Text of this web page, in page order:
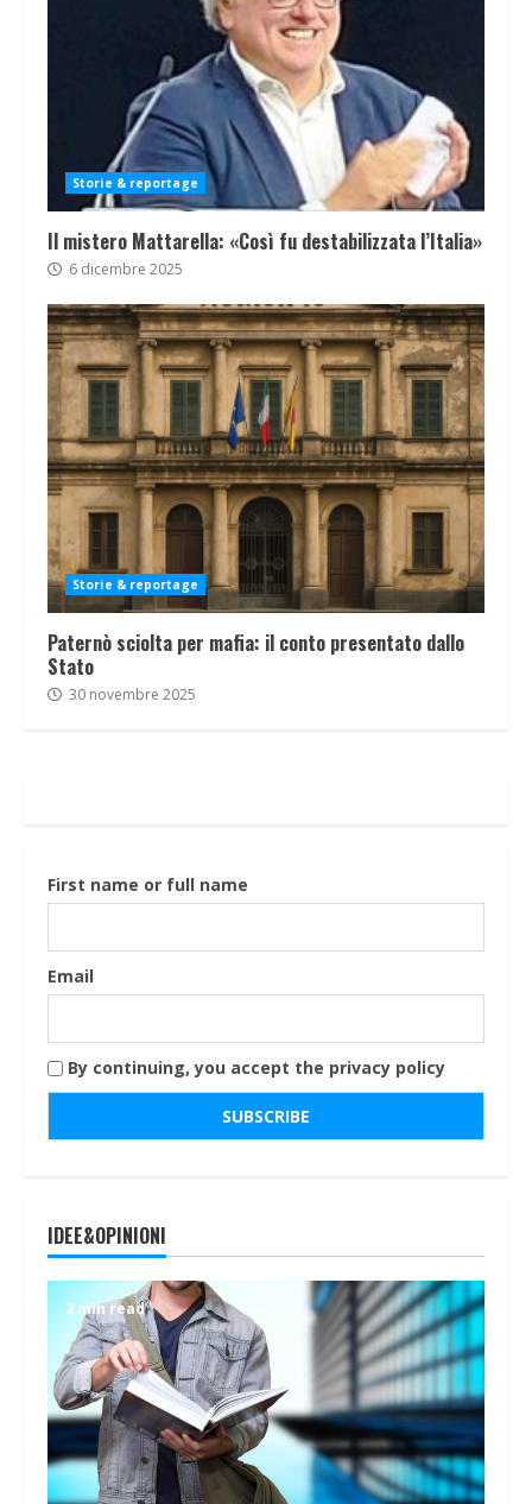
Storie & reportage
Il mistero Mattarella: «Così fu destabilizzata l’Italia»
6 dicembre 2025
Storie & reportage
Paternò sciolta per mafia: il conto presentato dallo
Stato
30 novembre 2025
First name or full name
Email
By continuing, you accept the privacy policy
IDEE&OPINIONI
2 min read